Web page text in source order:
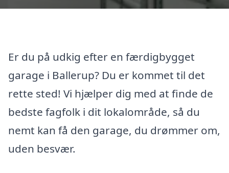
Er du på udkig efter en færdigbygget
garage i Ballerup? Du er kommet til det
rette sted! Vi hjælper dig med at finde de
bedste fagfolk i dit lokalområde, så du
nemt kan få den garage, du drømmer om,
uden besvær.